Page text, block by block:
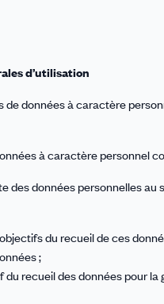
d’utilisation
données à caractère
à caractère personnel
des données personnelles
du recueil de ces
;
recueil des données pour